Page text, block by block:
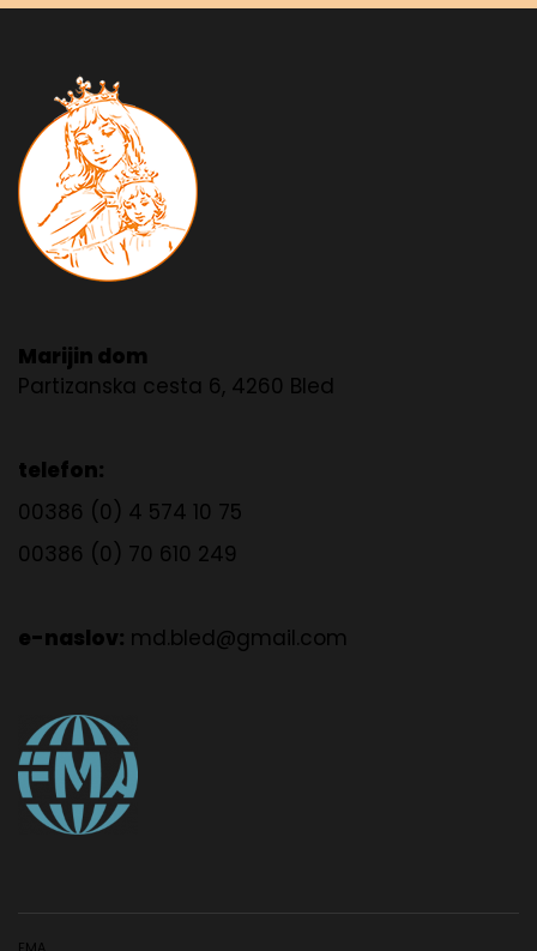
Marijin dom
Partizanska cesta 6, 4260 Bled
telefon:
00386 (0) 4 574 10 75
00386 (0) 70 610 249
e-naslov: md.bled@gmail.com